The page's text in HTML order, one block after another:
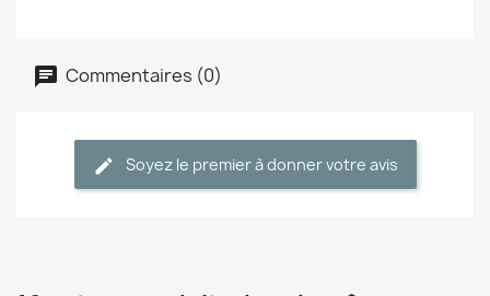
Commentaires (0)
Soyez le premier à donner votre avis